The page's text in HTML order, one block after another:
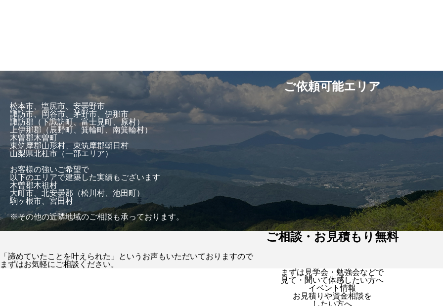
ご依頼可能エリア
松本市、塩尻市、安曇野市
諏訪市、岡谷市、茅野市、伊那市
諏訪郡（下諏訪町、富士見町、原村）
上伊那郡（辰野町、箕輪町、南箕輪村）
木曽郡木曽町
東筑摩郡山形村、東筑摩郡朝日村
山梨県北杜市（一部エリア）
お客様の強いご希望で
以下のエリアで建築した実績もございます
木曽郡木祖村
大町市、北安曇郡（松川村、池田町）
駒ヶ根市、宮田村
※その他の近隣地域のご相談も承っております。
ご相談・お見積もり無料
「諦めていたことを叶えられた」というお声もいただいておりますので
まずはお気軽にご相談ください。
まずは見学会・勉強会などで
見て・聞いて体感したい方へ
イベント情報
お見積りや資金相談を
したい方へ